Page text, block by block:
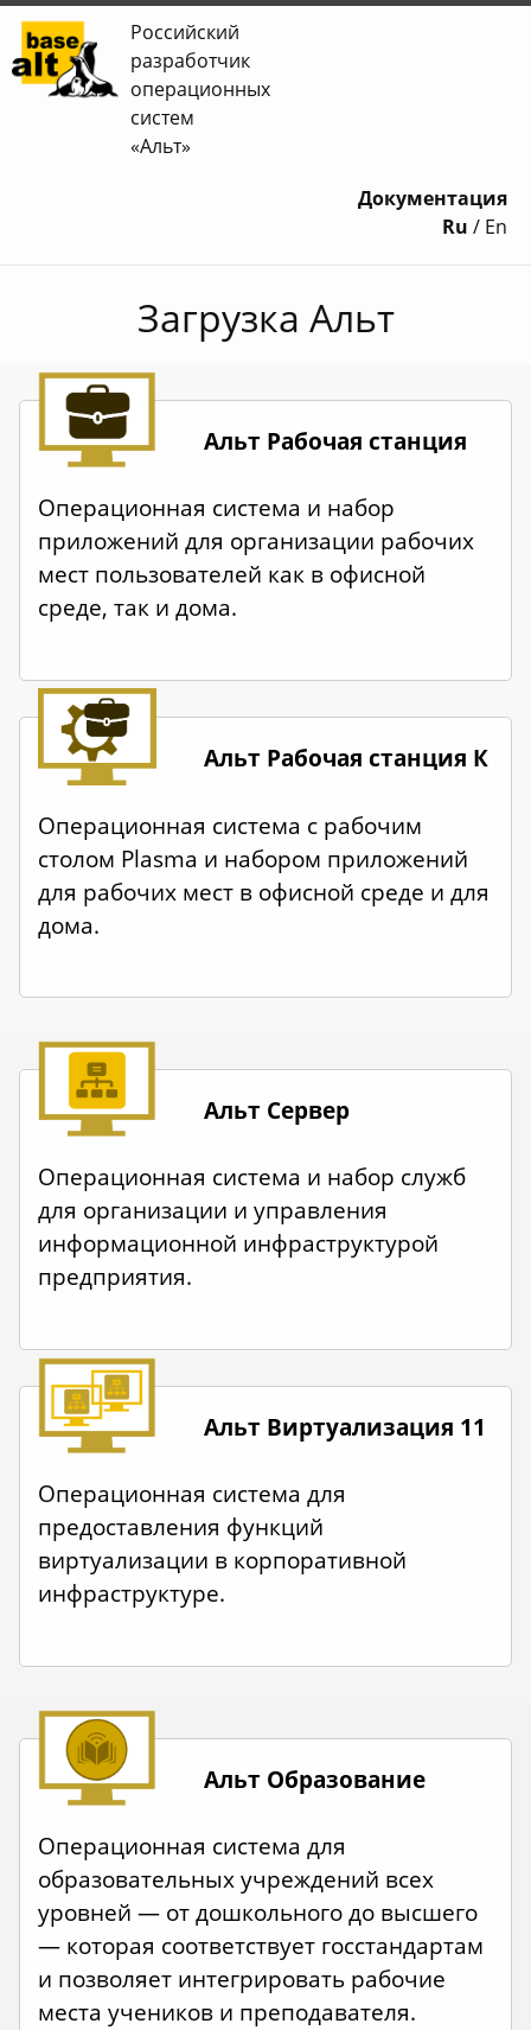
Российский
разработчик
операционных
систем
«Альт»
Документация
Ru / En
Загрузка Альт
Альт Рабочая станция
Операционная система и набор
приложений для организации рабочих
мест пользователей как в офисной
среде, так и дома.
Альт Рабочая станция К
Операционная система с рабочим
столом Plasma и набором приложений
для рабочих мест в офисной среде и для
дома.
Альт Сервер
Операционная система и набор служб
для организации и управления
информационной инфраструктурой
предприятия.
Альт Виртуализация 11
Операционная система для
предоставления функций
виртуализации в корпоративной
инфраструктуре.
Альт Образование
Операционная система для
образовательных учреждений всех
уровней — от дошкольного до высшего
— которая соответствует госстандартам
и позволяет интегрировать рабочие
места учеников и преподавателя.